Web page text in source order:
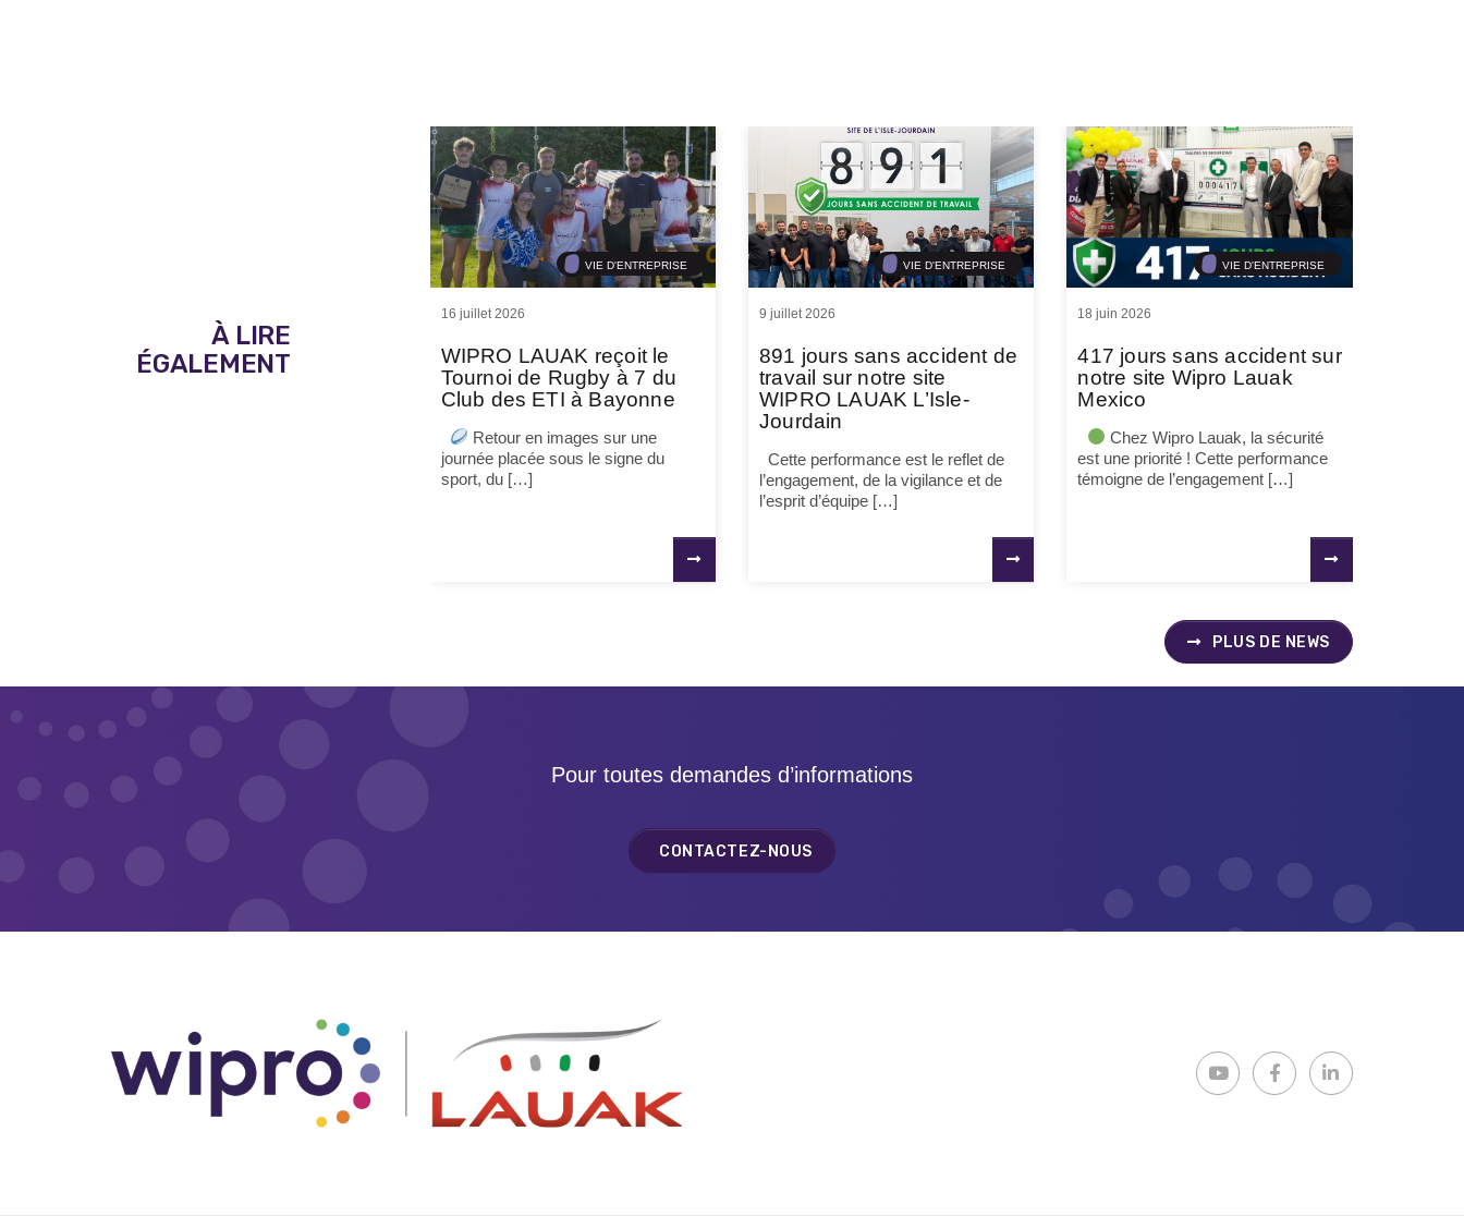
À LIRE
ÉGALEMENT
VIE D'ENTREPRISE
16 juillet 2026
WIPRO LAUAK reçoit le
Tournoi de Rugby à 7 du
Club des ETI à Bayonne
Retour en images sur une
journée placée sous le signe du
sport, du […]
VIE D'ENTREPRISE
9 juillet 2026
891 jours sans accident de
travail sur notre site
WIPRO LAUAK L’Isle-
Jourdain
Cette performance est le reflet de
l’engagement, de la vigilance et de
l’esprit d’équipe […]
VIE D'ENTREPRISE
18 juin 2026
417 jours sans accident sur
notre site Wipro Lauak
Mexico
Chez Wipro Lauak, la sécurité
est une priorité ! Cette performance
témoigne de l’engagement […]
PLUS DE NEWS
Pour toutes demandes d’informations
CONTACTEZ-NOUS